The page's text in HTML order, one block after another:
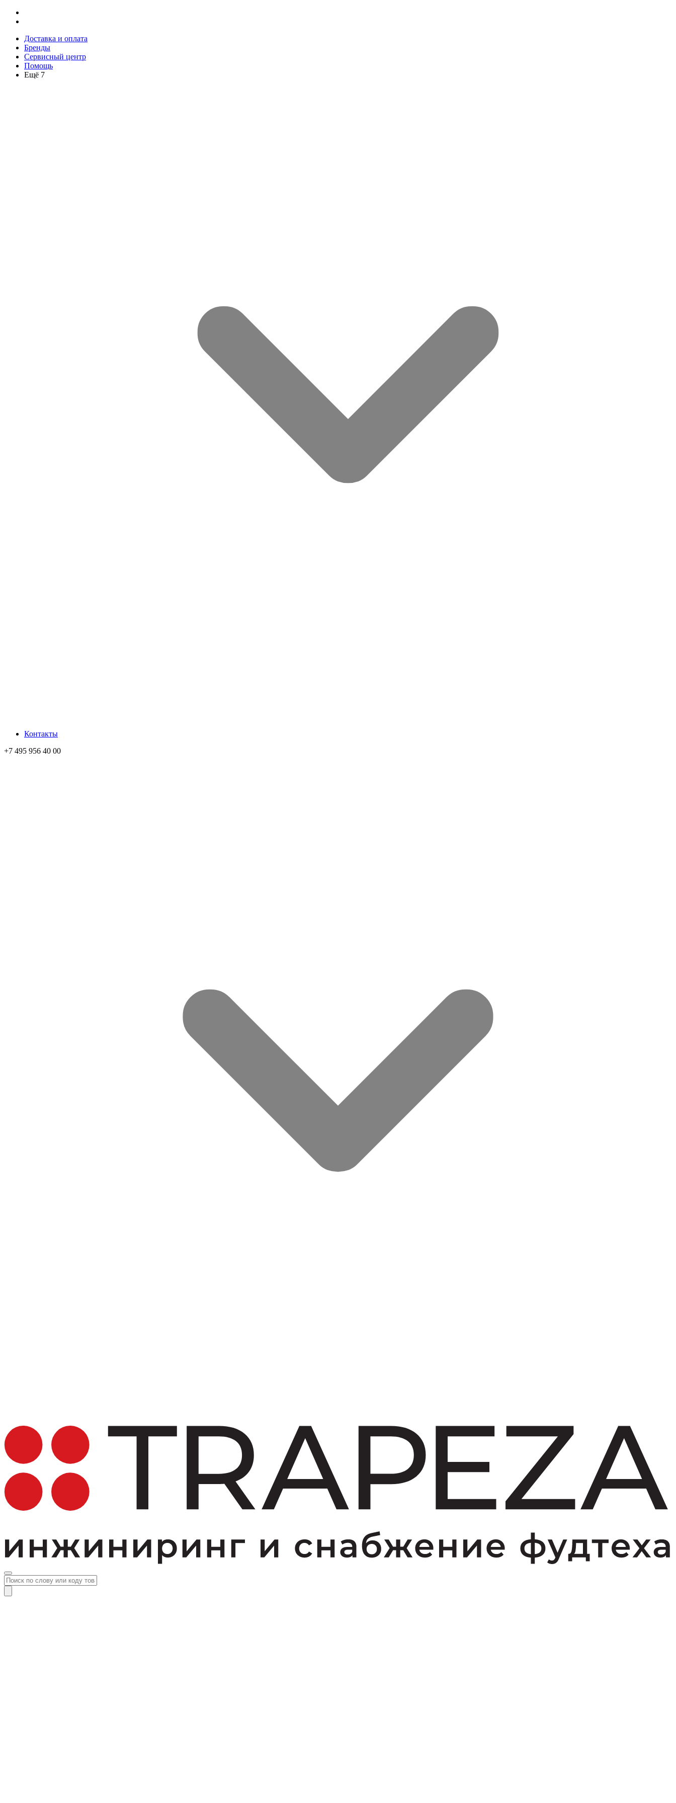
Доставка и оплата
Бренды
Сервисный центр
Помощь
Ещё 7
Контакты
+7 495 956 40 00